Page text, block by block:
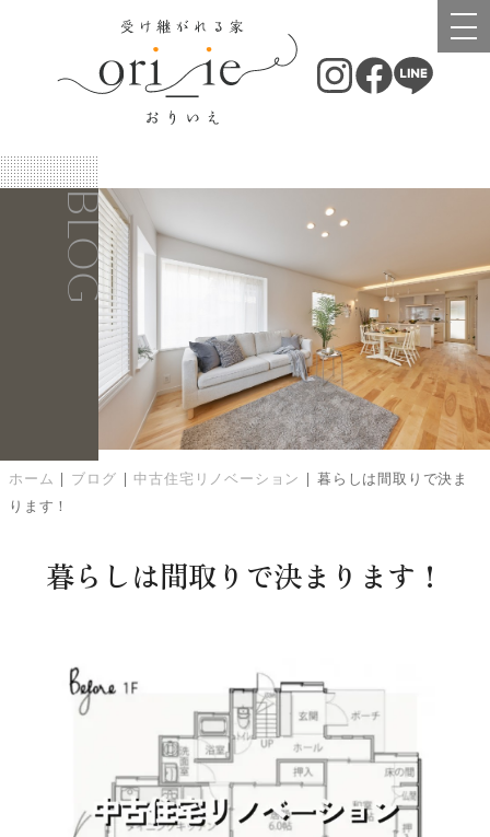
BLOG
ホーム | ブログ | 中古住宅リノベーション | 暮らしは間取りで決ま
ります！
暮らしは間取りで決まります！